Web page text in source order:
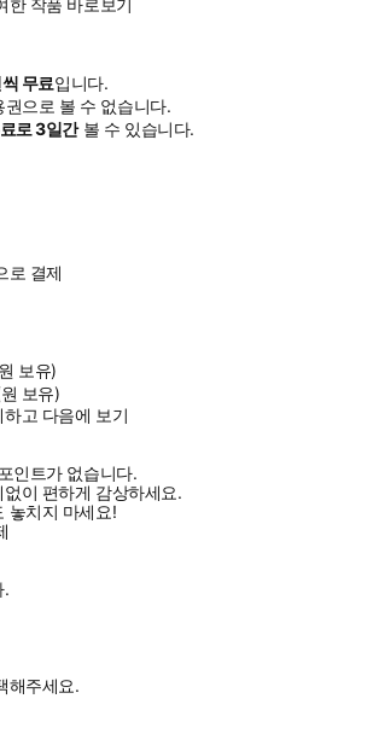
한 작품 바로보기
무료입니다.
권으로 볼 수 없습니다.
로3일간볼 수 있습니다.
로 결제
보유)
원 보유)
하고 다음에 보기
인트가 없습니다.
이 편하게 감상하세요.
놓치지 마세요!
.
해주세요.